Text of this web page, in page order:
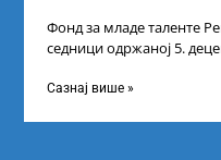
Фонд за младе таленте
седници одржаној 5.
Сазнај више »